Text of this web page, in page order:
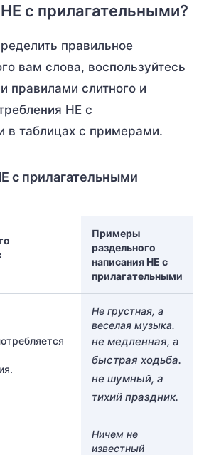
с прилагательными?
правильное
вам слова, воспользуйтесь
правилами слитного и
НЕ с
в таблицах с примерами.
с прилагательными
Примеры
раздельного
написания НЕ с
прилагательными
Не грустная, а
веселая музыка.
не медленная, а
быстрая ходьба.
не шумный, а
тихий праздник.
Ничем не
известный